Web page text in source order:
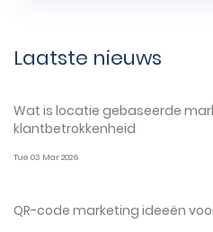
Laatste nieuws
Wat is locatie gebaseerde
klantbetrokkenheid
Tue 03 Mar 2026
QR-code marketing ideeën